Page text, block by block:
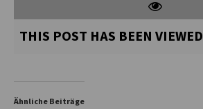
THIS POST HAS BEEN VIEWED
Ähnliche Beiträge